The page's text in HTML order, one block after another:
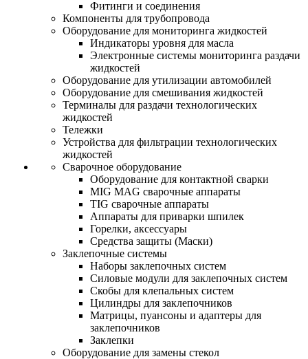
Фитинги и соединения
Компоненты для трубопровода
Оборудование для мониторинга жидкостей
Индикаторы уровня для масла
Электронные системы мониторинга раздачи
жидкостей
Оборудование для утилизации автомобилей
Оборудование для смешивания жидкостей
Терминалы для раздачи технологических
жидкостей
Тележки
Устройства для фильтрации технологических
жидкостей
Сварочное оборудование
Оборудование для контактной сварки
MIG MAG сварочные аппараты
TIG сварочные аппараты
Аппараты для приварки шпилек
Горелки, аксессуары
Средства защиты (Маски)
Заклепочные системы
Наборы заклепочных систем
Силовые модули для заклепочных систем
Скобы для клепальных систем
Цилиндры для заклепочников
Матрицы, пуансоны и адаптеры для
заклепочников
Заклепки
Оборудование для замены стекол